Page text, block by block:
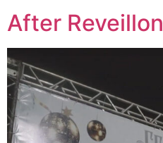
After Reveillon